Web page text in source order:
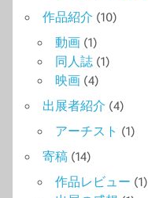
作品紹介 (10)
動画 (1)
同人誌 (1)
映画 (4)
出展者紹介 (4)
アーチスト (1)
寄稿 (14)
作品レビュー (1)